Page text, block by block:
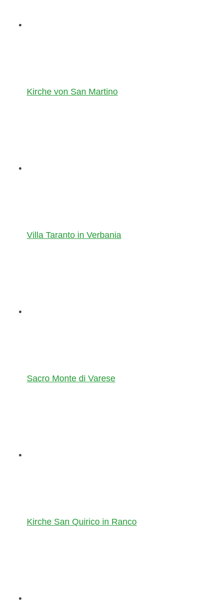
Kirche von San Martino
Villa Taranto in Verbania
Sacro Monte di Varese
Kirche San Quirico in Ranco